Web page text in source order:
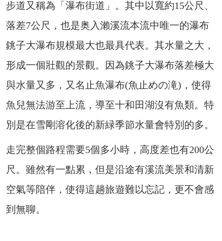
步道又稱為「瀑布街道」。其中以寬約15公尺、
落差7公尺，也是奥入瀨溪流本流中唯一的瀑布
銚子大瀑布規模最大也最具代表。其水量之大，
形成一個壯觀的景觀。因為銚子大瀑布落差極大
與水量又多，又名止魚瀑布(魚止めの滝)，使得
魚兒無法游至上流，導至十和田湖沒有魚類。特
別是在雪剛溶化後的新緑季節水量會特別的多。
走完整個路程需要5個多小時，高度差也有200公
尺。雖然有一點累，但是沿途有溪流美景和清新
空氣等陪伴，使得這趟旅遊難以忘記，更不會感
到無聊。